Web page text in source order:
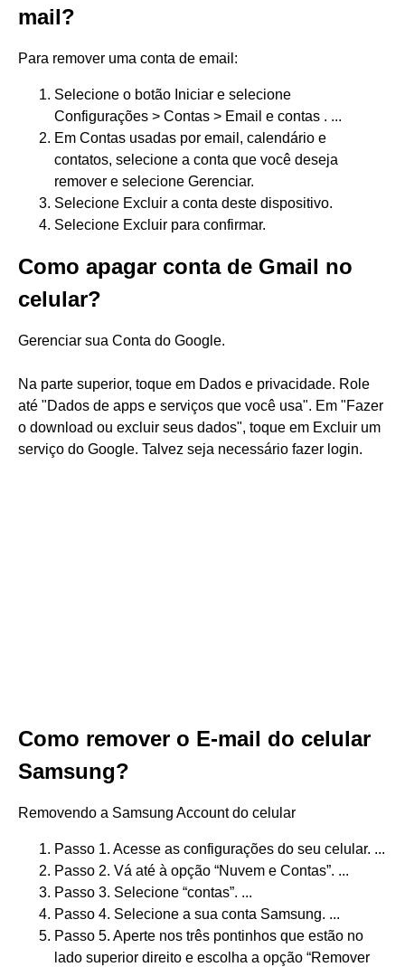
mail?
Para remover uma conta de email:
Selecione o botão Iniciar e selecione
Configurações > Contas > Email e contas . ...
Em Contas usadas por email, calendário e
contatos, selecione a conta que você deseja
remover e selecione Gerenciar.
Selecione Excluir a conta deste dispositivo.
Selecione Excluir para confirmar.
Como apagar conta de Gmail no
celular?
Gerenciar sua Conta do Google.
Na parte superior, toque em Dados e privacidade. Role
até "Dados de apps e serviços que você usa". Em "Fazer
o download ou excluir seus dados", toque em Excluir um
serviço do Google. Talvez seja necessário fazer login.
Como remover o E-mail do celular
Samsung?
Removendo a Samsung Account do celular
Passo 1. Acesse as configurações do seu celular. ...
Passo 2. Vá até à opção “Nuvem e Contas”. ...
Passo 3. Selecione “contas”. ...
Passo 4. Selecione a sua conta Samsung. ...
Passo 5. Aperte nos três pontinhos que estão no
lado superior direito e escolha a opção “Remover